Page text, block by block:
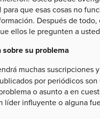
que esas cosas no
Después de
ellos le pregunten a
su problema
muchas suscripciones
por periódicos
o asunto a en
influyente o alguna